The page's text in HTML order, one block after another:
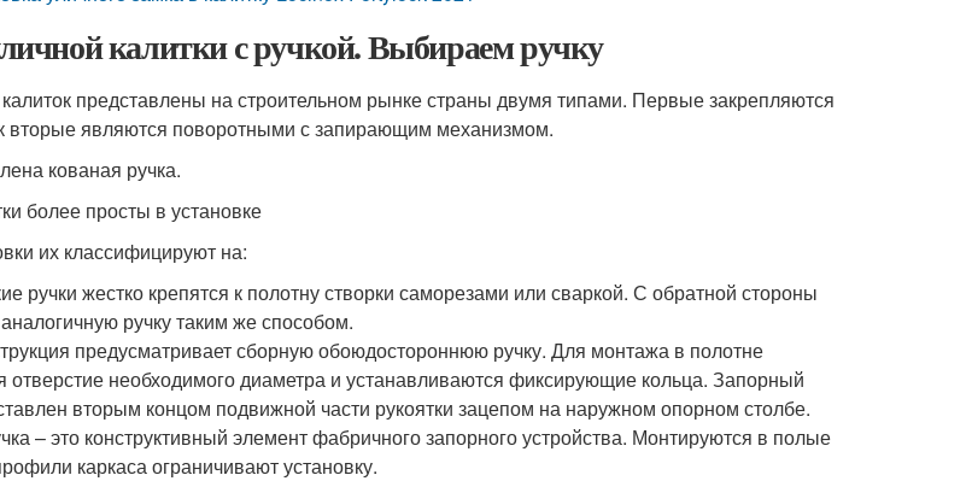
калитки с ручкой. Выбираем ручку
представлены на строительном рынке страны двумя типами. Первые закрепляются
вторые являются поворотными с запирающим механизмом.
кованая ручка.
более просты в установке
их классифицируют на:
ручки жестко крепятся к полотну створки саморезами или сваркой. С обратной стороны
ручку таким же способом.
предусматривает сборную обоюдостороннюю ручку. Для монтажа в полотне
отверстие необходимого диаметра и устанавливаются фиксирующие кольца. Запорный
вторым концом подвижной части рукоятки зацепом на наружном опорном столбе.
– это конструктивный элемент фабричного запорного устройства. Монтируются в полые
каркаса ограничивают установку.